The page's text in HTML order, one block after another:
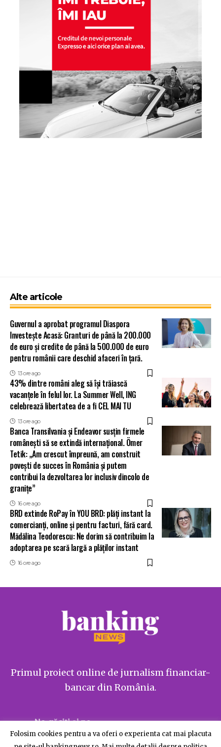
Alte articole
Guvernul a aprobat programul Diaspora
Investește Acasă: Granturi de până la 200.000
de euro și credite de până la 500.000 de euro
pentru românii care deschid afaceri în țară.
13 ore ago
43% dintre români aleg să își trăiască
vacanțele în felul lor. La Summer Well, ING
celebrează libertatea de a fi CEL MAI TU
13 ore ago
Banca Transilvania și Endeavor susțin firmele
românești să se extindă internațional. Ömer
Tetik: „Am crescut împreună, am construit
povești de succes în România și putem
contribui la dezvoltarea lor inclusiv dincolo de
granițe”
16 ore ago
BRD extinde RoPay în YOU BRD: plăți instant la
comercianți, online și pentru facturi, fără card.
Mădălina Teodorescu: Ne dorim să contribuim la
adoptarea pe scară largă a plăților instant
16 ore ago
Primul proiect online de jurnalism financiar-
bancar din România.
Ne găsiți și pe
Folosim cookies pentru a va oferi o experienta cat mai placuta